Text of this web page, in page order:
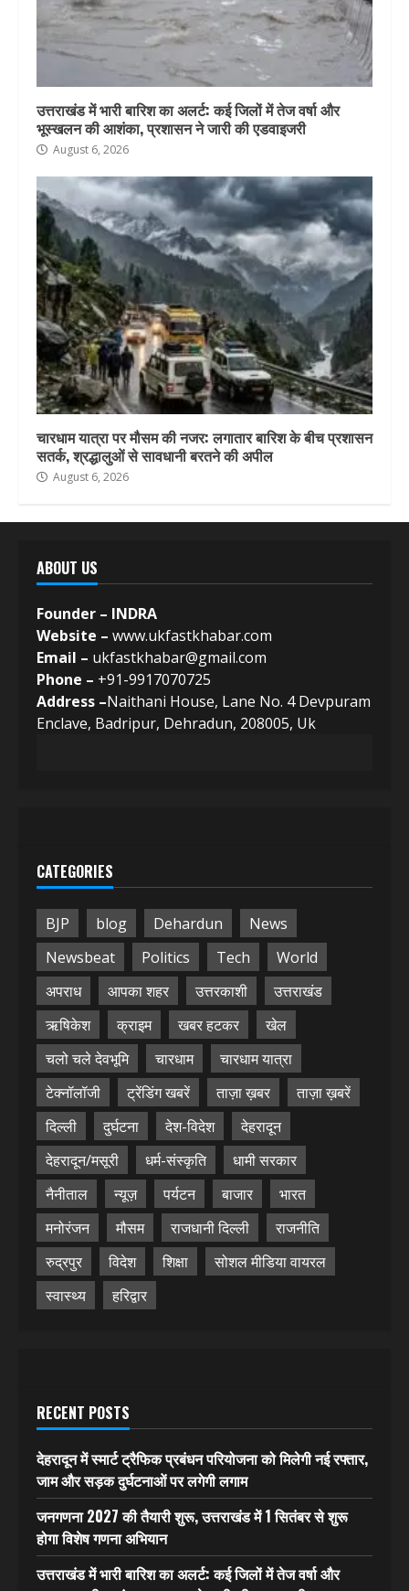
उत्तराखंड में भारी बारिश का अलर्ट: कई जिलों में तेज वर्षा और
भूस्खलन की आशंका, प्रशासन ने जारी की एडवाइजरी
August 6, 2026
चारधाम यात्रा पर मौसम की नजर: लगातार बारिश के बीच प्रशासन
सतर्क, श्रद्धालुओं से सावधानी बरतने की अपील
August 6, 2026
ABOUT US
Founder – INDRA
Website – www.ukfastkhabar.com
Email – ukfastkhabar@gmail.com
Phone – +91-9917070725
Address –Naithani House, Lane No. 4 Devpuram
Enclave, Badripur, Dehradun, 208005, Uk
CATEGORIES
BJP blog Dehardun
News
Newsbeat
Politics Tech
World
अपराध
आपका शहर उत्तरकाशी
उत्तराखंड
ऋषिकेश
क्राइम खबर हटकर
खेल
चलो चले देवभूमि
चारधाम
चारधाम यात्रा
टेक्नॉलॉजी
ट्रेंडिंग खबरें ताज़ा ख़बर
ताज़ा ख़बरें
दिल्ली
दुर्घटना देश-विदेश
देहरादून
देहरादून/मसूरी
धर्म-संस्कृति
धामी सरकार
नैनीताल
न्यूज़ पर्यटन बाजार
भारत
मनोरंजन
मौसम राजधानी दिल्ली
राजनीति
रुद्रपुर
विदेश शिक्षा
सोशल मीडिया वायरल
स्वास्थ्य
हरिद्वार
RECENT POSTS
देहरादून में स्मार्ट ट्रैफिक प्रबंधन परियोजना को मिलेगी नई रफ्तार,
जाम और सड़क दुर्घटनाओं पर लगेगी लगाम
जनगणना 2027 की तैयारी शुरू, उत्तराखंड में 1 सितंबर से शुरू
होगा विशेष गणना अभियान
उत्तराखंड में भारी बारिश का अलर्ट: कई जिलों में तेज वर्षा और